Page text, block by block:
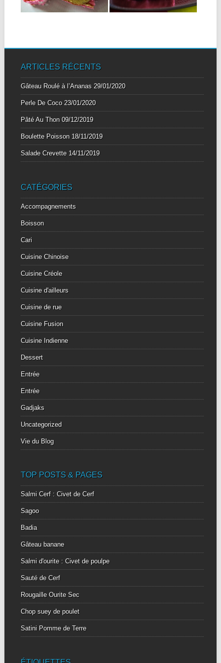
▶
ARTICLES RÉCENTS
Gâteau Roulé à l’Ananas 29/01/2020
Perle De Coco 23/01/2020
Pâté Au Thon 09/12/2019
Boulette Poisson 18/11/2019
Salade Crevette 14/11/2019
CATÉGORIES
Accompagnements
Boisson
Cari
Cuisine Chinoise
Cuisine Créole
Cuisine d'ailleurs
Cuisine de rue
Cuisine Fusion
Cuisine Indienne
Dessert
Entrée
Entrée
Gadjaks
Uncategorized
Vie du Blog
TOP POSTS & PAGES
Salmi Cerf : Civet de Cerf
Sagoo
Badia
Gâteau banane
Salmi d'ourite : Civet de poulpe
Sauté de Cerf
Rougaille Ourite Sec
Chop suey de poulet
Satini Pomme de Terre